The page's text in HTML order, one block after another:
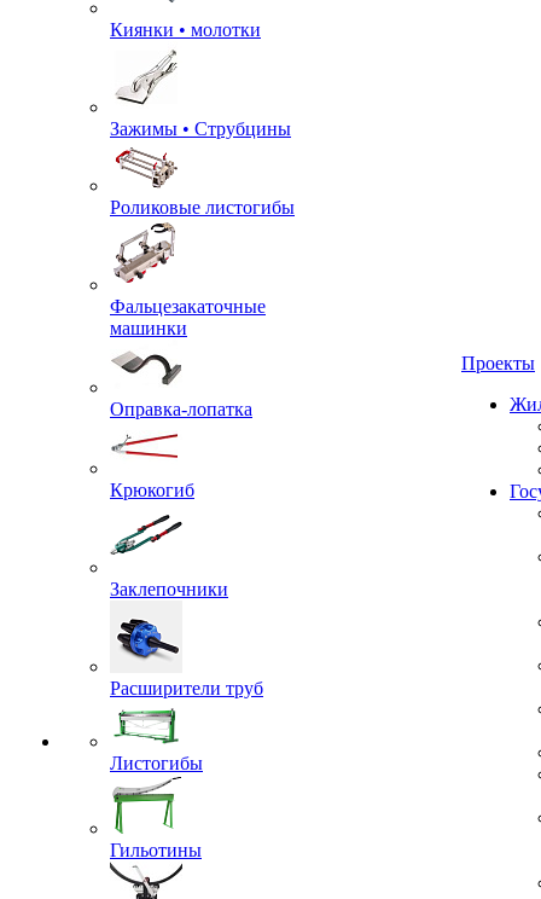
Киянки • молотки
Зажимы • Струбцины
Роликовые листогибы
Фальцезакаточные
машинки
Оправка-лопатка
Крюкогиб
Заклепочники
Расширители труб
Листогибы
Гильотины